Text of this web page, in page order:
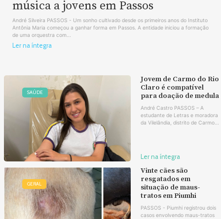
música a jovens em Passos
André Silveira PASSOS - Um sonho cultivado desde os primeiros anos do Instituto
Antônia Maria começou a ganhar forma em Passos. A entidade iniciou a formação
de uma orquestra com...
Ler na íntegra
SAÚDE
Jovem de Carmo do Rio
Claro é compatível
para doação de medula
André Castro PASSOS – A
estudante de Letras e moradora
da Vilelândia, distrito de Carmo...
Ler na íntegra
GERAL
Vinte cães são
resgatados em
situação de maus-
tratos em Piumhi
PASSOS - Piumhi registrou dois
casos envolvendo maus-tratos